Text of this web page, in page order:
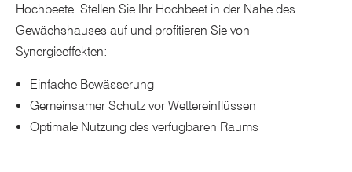
Hochbeete. Stellen Sie Ihr Hochbeet in der Nähe des
Gewächshauses auf und profitieren Sie von
Synergieeffekten:
Einfache Bewässerung
Gemeinsamer Schutz vor Wettereinflüssen
Optimale Nutzung des verfügbaren Raums